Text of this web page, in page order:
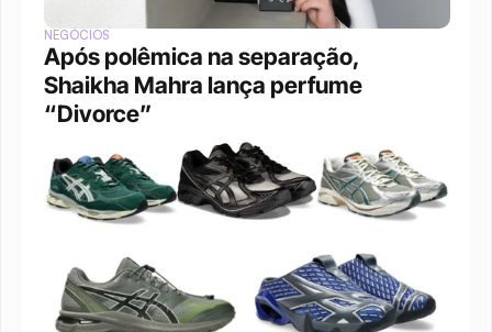
NEGÓCIOS
Após polêmica na separação,
Shaikha Mahra lança perfume
“Divorce”